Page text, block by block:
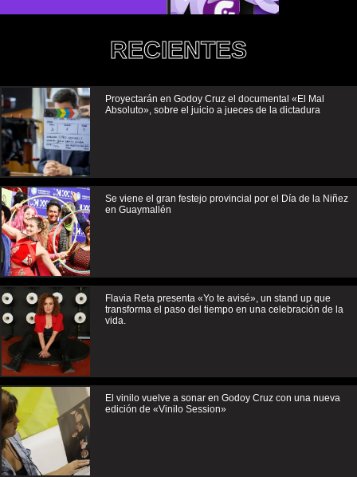
RECIENTES
Proyectarán en Godoy Cruz el documental «El Mal
Absoluto», sobre el juicio a jueces de la dictadura
Se viene el gran festejo provincial por el Día de la Niñez
en Guaymallén
Flavia Reta presenta «Yo te avisé», un stand up que
transforma el paso del tiempo en una celebración de la
vida.
El vinilo vuelve a sonar en Godoy Cruz con una nueva
edición de «Vinilo Session»